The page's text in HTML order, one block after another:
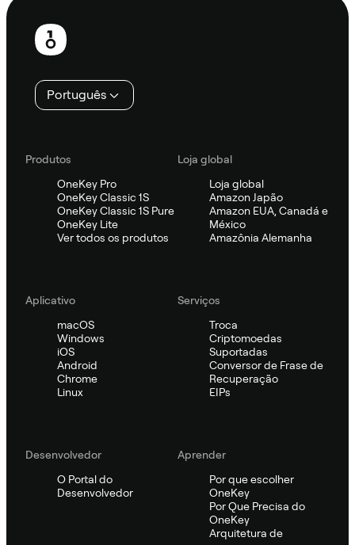
Rodapé
Português
Produtos
OneKey Pro
OneKey Classic 1S
OneKey Classic 1S Pure
OneKey Lite
Ver todos os produtos
Loja global
Loja global
Amazon Japão
Amazon EUA, Canadá e
México
Amazônia Alemanha
Aplicativo
macOS
Windows
iOS
Android
Chrome
Linux
Serviços
Troca
Criptomoedas
Suportadas
Conversor de Frase de
Recuperação
EIPs
Desenvolvedor
O Portal do
Desenvolvedor
Aprender
Por que escolher
OneKey
Por Que Precisa do
OneKey
Arquitetura de